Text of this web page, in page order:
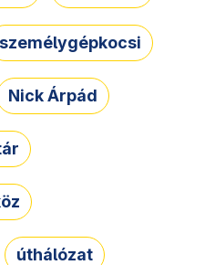
személygépkocsi
Nick Árpád
úthálózat